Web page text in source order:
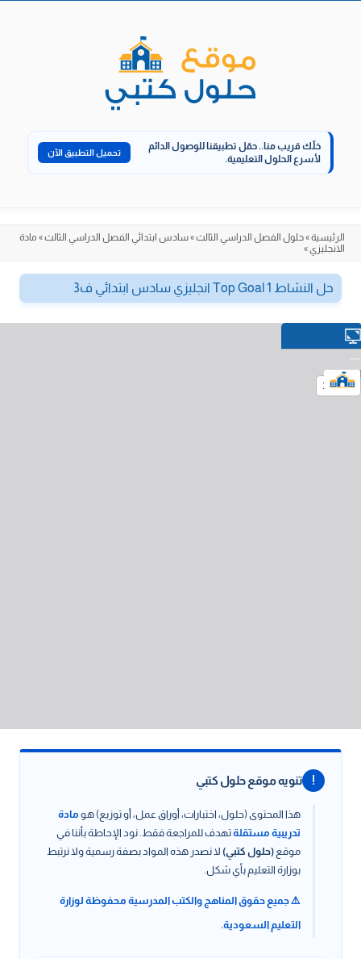
خلّك قريب منا.. حمّل تطبيقنا للوصول الدائم
لأسرع الحلول التعليمية.
تحميل التطبيق الآن
الرئيسية»حلول الفصل الدراسي الثالث»سادس ابتدائي الفصل الدراسي الثالث» مادة
الانجليزي»
حل النشاط Top Goal 1 انجليزي سادس ابتدائي ف3
! تنويه موقع حلول كتبي
هذا المحتوى (حلول، اختبارات، أوراق عمل، أو توزيع) هو مادة
تدريبية مستقلةتهدف للمراجعة فقط. نود الإحاطة بأننا في
موقع (حلول كتبي) لا نصدر هذه المواد بصفة رسمية ولا نرتبط
بوزارة التعليم بأي شكل.
⚠️ جميع حقوق المناهج والكتب المدرسية محفوظة لوزارة
التعليم السعودية.